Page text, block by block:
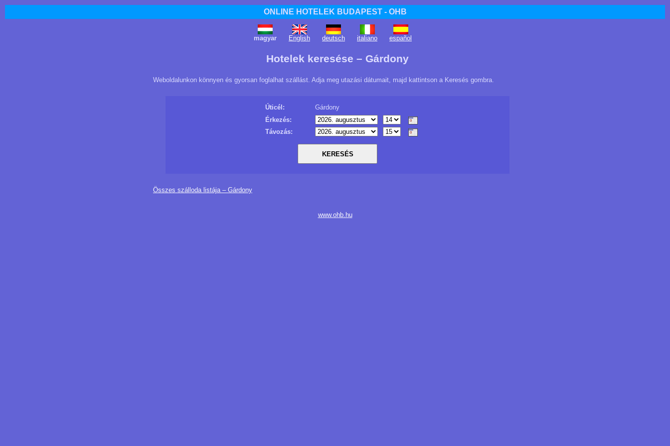
ONLINE HOTELEK BUDAPEST - OHB
magyar English deutsch italiano español
Hotelek keresése – Gárdony
Weboldalunkon könnyen és gyorsan foglalhat szállást. Adja meg utazási dátumait, majd kattintson a Keresés gombra.
Úticél:
Gárdony
Érkezés:
Távozás:
Összes szálloda listája – Gárdony
www.ohb.hu